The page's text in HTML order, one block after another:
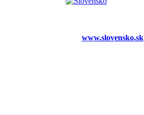
www.slovensko.sk